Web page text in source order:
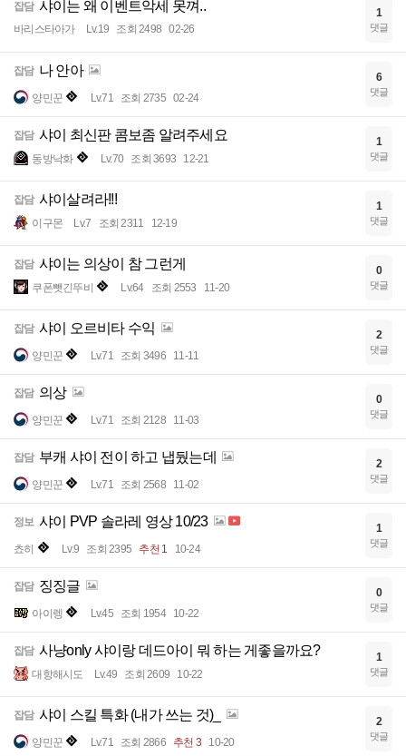
잡담 샤이는 왜 이벤트악세 못껴..
바리스타아가 Lv.19 조회 2498 02-26
1
댓글
잡담 나 안아
양민꾼 Lv.71 조회 2735 02-24
6
댓글
잡담 샤이 최신판 콤보좀 알려주세요
동방낙화 Lv.70 조회 3693 12-21
1
댓글
잡담 샤이살려라!!!
이구몬 Lv.7 조회 2311 12-19
1
댓글
잡담 샤이는 의상이 참 그런게
쿠폰뺏긴뚜비 Lv.64 조회 2553 11-20
0
댓글
잡담 샤이 오르비타 수익
양민꾼 Lv.71 조회 3496 11-11
2
댓글
잡담 의상
양민꾼 Lv.71 조회 2128 11-03
0
댓글
잡담 부캐 샤이 전이 하고 냅뒀는데
양민꾼 Lv.71 조회 2568 11-02
2
댓글
정보 샤이 PVP 솔라레 영상 10/23
쵸히 Lv.9 조회 2395 추천 1 10-24
1
댓글
잡담 징징글
아이렝 Lv.45 조회 1954 10-22
0
댓글
잡담 사냥only 샤이랑 데드아이 뭐 하는 게좋을까요?
대항해시도 Lv.49 조회 2609 10-22
1
댓글
잡담 샤이 스킬 특화 (내가 쓰는 것)_
양민꾼 Lv.71 조회 2866 추천 3 10-20
2
댓글